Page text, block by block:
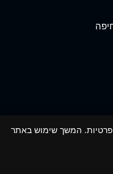
המשך שימוש באתר